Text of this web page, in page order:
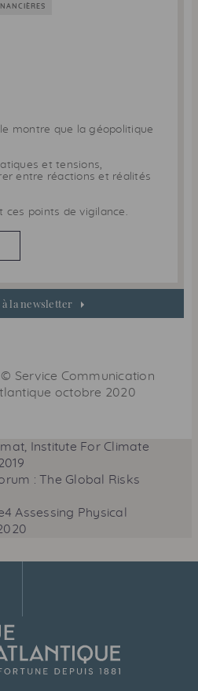
montre que la géopolitique
et tensions,
entre réactions et réalités
ces points de vigilance.
à la newsletter
Service Communication
octobre 2020
Institute For Climate
: The Global Risks
Assessing Physical